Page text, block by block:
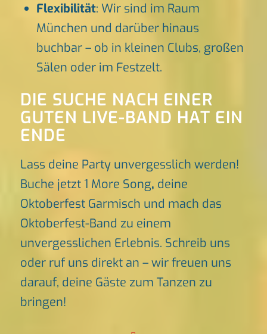
Flexibilität: Wir sind im Raum
München und darüber hinaus
buchbar – ob in kleinen Clubs, großen
Sälen oder im Festzelt.
DIE SUCHE NACH EINER
GUTEN LIVE-BAND HAT EIN
ENDE
Lass deine Party unvergesslich werden!
Buche jetzt 1 More Song, deine
Oktoberfest Garmisch und mach das
Oktoberfest-Band zu einem
unvergesslichen Erlebnis. Schreib uns
oder ruf uns direkt an – wir freuen uns
darauf, deine Gäste zum Tanzen zu
bringen!